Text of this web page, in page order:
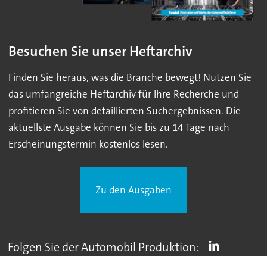
Besuchen Sie unser Heftarchiv
Finden Sie heraus, was die Branche bewegt! Nutzen Sie
das umfangreiche Heftarchiv für Ihre Recherche und
profitieren Sie von detaillierten Suchergebnissen. Die
aktuellste Ausgabe können Sie bis zu 14 Tage nach
Erscheinungstermin kostenlos lesen.
Zu den Ausgaben
Folgen Sie der Automobil Produktion: